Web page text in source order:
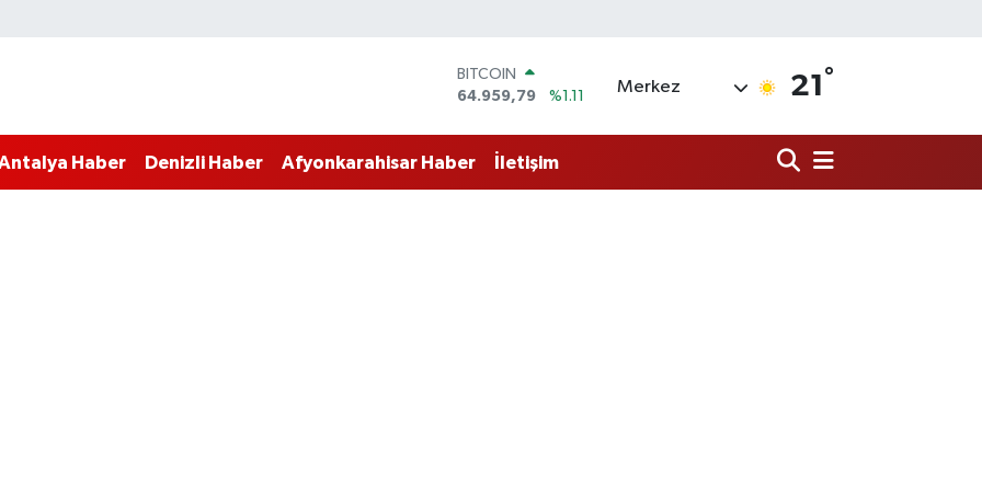
DOLAR
47,7436
%0.18
STERLİN
Merkez 21 °
Haber Denizli Haber Afyonkarahisar Haber İletişim